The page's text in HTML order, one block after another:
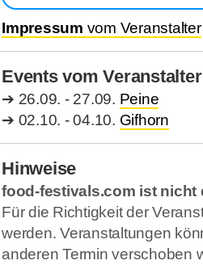
Impressum vom Veranstalter
Events vom Veranstalter
➔ 26.09. - 27.09. Peine
➔ 02.10. - 04.10. Gifhorn
Hinweise
food-festivals.com ist nicht
Für die Richtigkeit der
werden. Veranstaltungen
anderen Termin verschoben